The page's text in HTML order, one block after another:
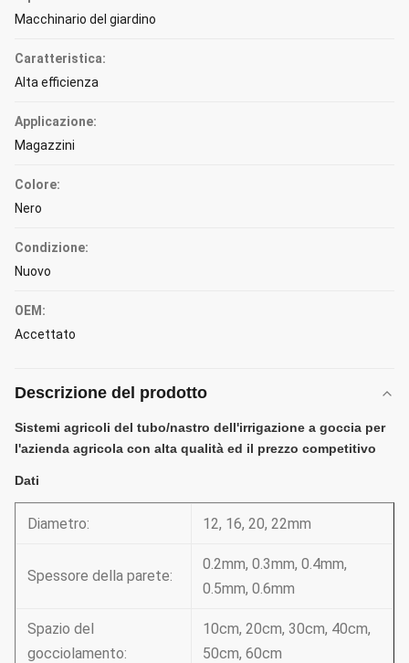
Macchinario del giardino
Caratteristica:
Alta efficienza
Applicazione:
Magazzini
Colore:
Nero
Condizione:
Nuovo
OEM:
Accettato
Descrizione del prodotto
Sistemi agricoli del tubo/nastro dell'irrigazione a goccia per
l'azienda agricola con alta qualità ed il prezzo competitivo
Dati
Diametro: 12, 16, 20, 22mm
Spessore della parete:
0.2mm, 0.3mm, 0.4mm,
0.5mm, 0.6mm
Spazio del
gocciolamento:
10cm, 20cm, 30cm, 40cm,
50cm, 60cm